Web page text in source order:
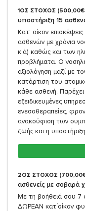
1ΟΣ ΣΤΟΧΟΣ
υποστήριξη 15
Κατ’ οίκον
ασθενών με χρόνια
κ.ά) καθώς και των
προβλήματα. Ο
αξιολόγηση μαζί με
κατάρτιση του
κάθε ασθενή.
εξειδικευμένες
ενεσοθεραπείες,
ανακούφιση των
ζωής και η
2ΟΣ ΣΤΟΧΟΣ
ασθενείς με σοβαρά
Με τη βοήθειά σου 7
ΔΩΡΕΑΝ κατ΄οίκον